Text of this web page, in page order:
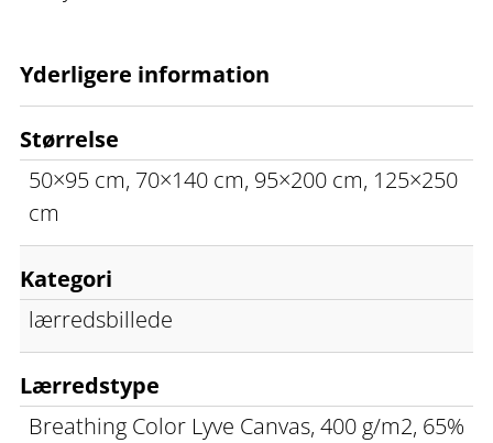
Yderligere information
Størrelse
50×95 cm, 70×140 cm, 95×200 cm, 125×250
cm
Kategori
lærredsbillede
Lærredstype
Breathing Color Lyve Canvas, 400 g/m2, 65%